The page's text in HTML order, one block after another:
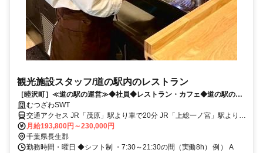
観光施設スタッフ/道の駅内のレストラン
［睦沢町］≪道の駅の運営≫◆社員◆レストラン・カフェ◆道の駅のお
仕事に尽力しませんか！
むつざわSWT
交通アクセス JR「茂原」駅より車で20分 JR「上総一ノ宮」駅より車
で15分 ■交通費支給（規定内） ★バイク・自転車通勤OK ★マイカー
通勤可
月給193,800円～230,000円
千葉県長生郡
勤務時間・曜日 ◆シフト制 ・7:30～21:30の間（実働8h） 例） A